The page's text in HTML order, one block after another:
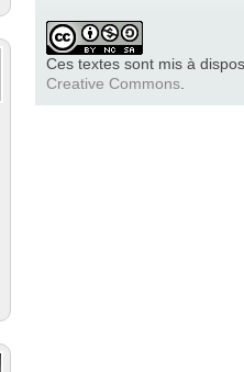
Ces textes sont mis à
Creative Commons.